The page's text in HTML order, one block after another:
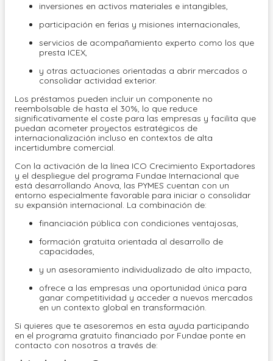
inversiones en activos materiales e intangibles,
participación en ferias y misiones internacionales,
servicios de acompañamiento experto como los que
presta ICEX,
y otras actuaciones orientadas a abrir mercados o
consolidar actividad exterior.
Los préstamos pueden incluir un componente no
reembolsable de hasta el 30%, lo que reduce
significativamente el coste para las empresas y facilita que
puedan acometer proyectos estratégicos de
internacionalización incluso en contextos de alta
incertidumbre comercial.
Con la activación de la línea ICO Crecimiento Exportadores
y el despliegue del programa Fundae Internacional que
está desarrollando Anova, las PYMES cuentan con un
entorno especialmente favorable para iniciar o consolidar
su expansión internacional. La combinación de:
financiación pública con condiciones ventajosas,
formación gratuita orientada al desarrollo de
capacidades,
y un asesoramiento individualizado de alto impacto,
ofrece a las empresas una oportunidad única para
ganar competitividad y acceder a nuevos mercados
en un contexto global en transformación.
Si quieres que te asesoremos en esta ayuda participando
en el programa gratuito financiado por Fundae ponte en
contacto con nosotros a través de: